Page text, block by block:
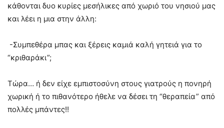
κάθονται δυο κυρίες μεσήλικες από χωριό του νησιού μας
και λέει η μια στην άλλη:
-Συμπεθέρα μπας και ξέρεις καμιά καλή γητειά για το
“κριθαράκι”;
Τώρα… ή δεν είχε εμπιστοσύνη στους γιατρούς η πονηρή
χωρική ή το πιθανότερο ήθελε να δέσει τη “θεραπεία” από
πολλές μπάντες!!